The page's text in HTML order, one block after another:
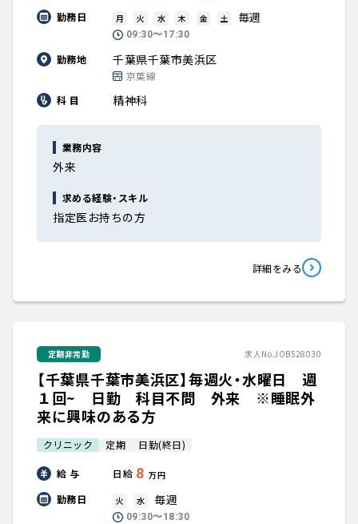
勤務日 月 火 水 木 金 土 毎週
09:30〜17:30
勤務地 千葉県千葉市美浜区
京葉線
科 目
精神科
業務内容
外来
求める経験・スキル
指定医お持ちの方
詳細をみる
定期非常勤 求人No.JOB528030
【千葉県千葉市美浜区】毎週火・水曜日 週
１回~ 日勤 科目不問 外来 ※睡眠外
来に興味のある方
クリニック 定期 日勤(終日)
給 与 日給 8 万円
勤務日 火 水 毎週
09:30〜18:30